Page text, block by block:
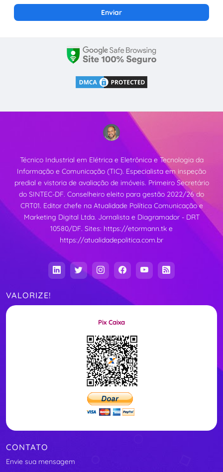
Técnico Industrial em Elétrica e Eletrônica e Tecnologia da
Informação e Comunicação (TIC). Especialista em inspeção
predial e vistoria de avaliação de imóveis. Primeiro Secretário
do SINTEC-DF. Conselheiro eleito para gestão 2022/26 do
CRT01. Editor chefe na Atualidade Política Comunicação e
Marketing Digital Ltda. Jornalista e Diagramador - DRT
10580/DF. Sites: https://etormann.tk e
https://atualidadepolitica.com.br
VALORIZE!
Pix Caixa
CONTATO
Envie sua mensagem